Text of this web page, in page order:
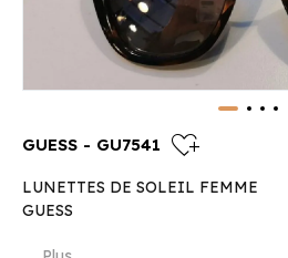
GUESS - GU7541 heart_plus
LUNETTES DE SOLEIL FEMME
GUESS